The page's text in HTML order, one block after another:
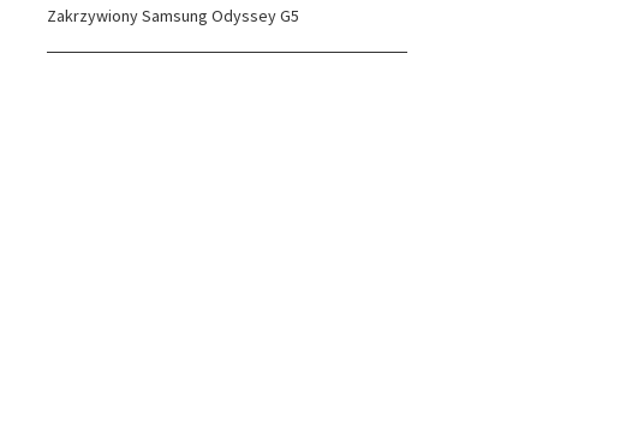
Zakrzywiony Samsung Odyssey G5